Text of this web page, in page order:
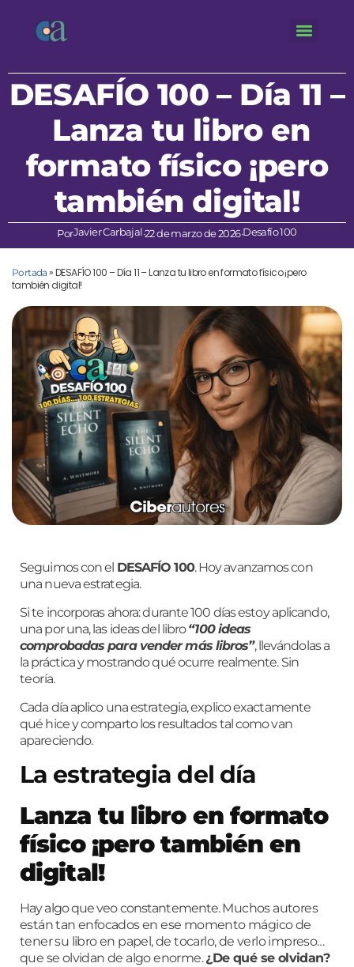
DESAFÍO 100 – Día 11 –
Lanza tu libro en
formato físico ¡pero
también digital!
PorJavier Carbajal·22 de marzo de 2026·Desafío 100
Portada »DESAFÍO 100 – Día 11 – Lanza tu libro en formato físico ¡pero
también digital!
Seguimos con el DESAFÍO 100. Hoy avanzamos con
una nueva estrategia.
Si te incorporas ahora: durante 100 días estoy aplicando,
una por una, las ideas del libro“100 ideas
comprobadas para vender más libros”, llevándolas a
la práctica y mostrando qué ocurre realmente. Sin
teoría.
Cada día aplico una estrategia, explico exactamente
qué hice y comparto los resultados tal como van
apareciendo.
La estrategia del día
Lanza tu libro en formato
físico ¡pero también en
digital!
Hay algo que veo constantemente.Muchos autores
están tan enfocados en ese momento mágico de
tener su libro en papel, de tocarlo, de verlo impreso…
que se olvidan de algo enorme.¿De qué se olvidan?